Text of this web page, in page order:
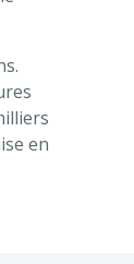
en